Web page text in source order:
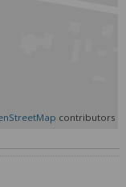
contributors